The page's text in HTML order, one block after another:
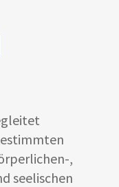
,
seelischen